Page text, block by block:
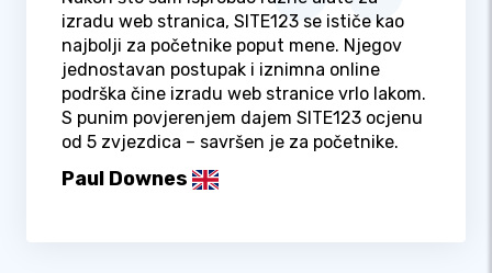
izradu web stranica, SITE123 se ističe kao
najbolji za početnike poput mene. Njegov
jednostavan postupak i iznimna online
podrška čine izradu web stranice vrlo lakom.
S punim povjerenjem dajem SITE123 ocjenu
od 5 zvjezdica – savršen je za početnike.
Paul Downes